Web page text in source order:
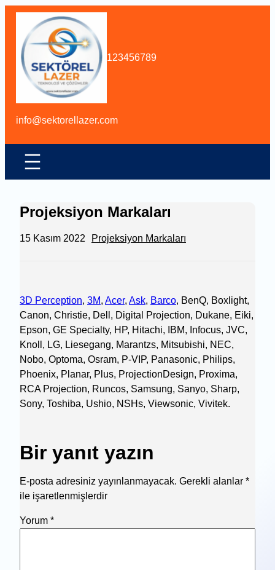
İçeriğe
123456789
info@sektorellazer.com
Projeksiyon Markaları
15 Kasım 2022 Projeksiyon Markaları
3D Perception, 3M, Acer, Ask, Barco, BenQ, Boxlight,
Canon, Christie, Dell, Digital Projection, Dukane, Eiki,
Epson, GE Specialty, HP, Hitachi, IBM, Infocus, JVC,
Knoll, LG, Liesegang, Marantzs, Mitsubishi, NEC,
Nobo, Optoma, Osram, P-VIP, Panasonic, Philips,
Phoenix, Planar, Plus, ProjectionDesign, Proxima,
RCA Projection, Runcos, Samsung, Sanyo, Sharp,
Sony, Toshiba, Ushio, NSHs, Viewsonic, Vivitek.
Bir yanıt yazın
E-posta adresiniz yayınlanmayacak. Gerekli alanlar *
ile işaretlenmişlerdir
Yorum *